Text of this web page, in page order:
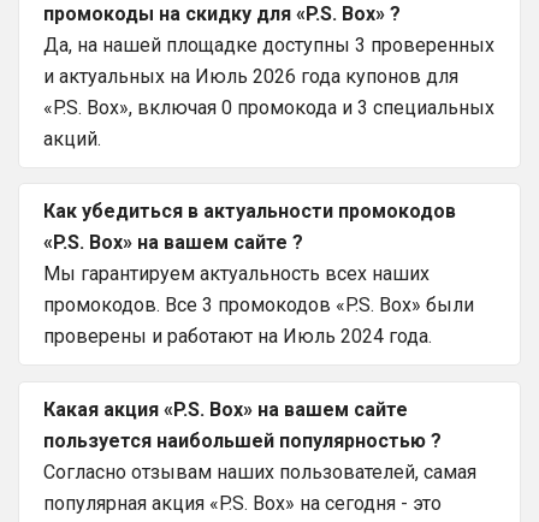
промокоды на скидку для «P.S. Box» ?
Да, на нашей площадке доступны 3 проверенных
и актуальных на Июль 2026 года купонов для
«P.S. Box», включая 0 промокода и 3 специальных
акций.
Как убедиться в актуальности промокодов
«P.S. Box» на вашем сайте ?
Мы гарантируем актуальность всех наших
промокодов. Все 3 промокодов «P.S. Box» были
проверены и работают на Июль 2024 года.
Какая акция «P.S. Box» на вашем сайте
пользуется наибольшей популярностью ?
Согласно отзывам наших пользователей, самая
популярная акция «P.S. Box» на сегодня - это